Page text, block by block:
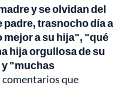
y se olvidan del
padre, trasnocho día a
mejor a su hija", "qué
hija orgullosa de su
y "muchas
comentarios que